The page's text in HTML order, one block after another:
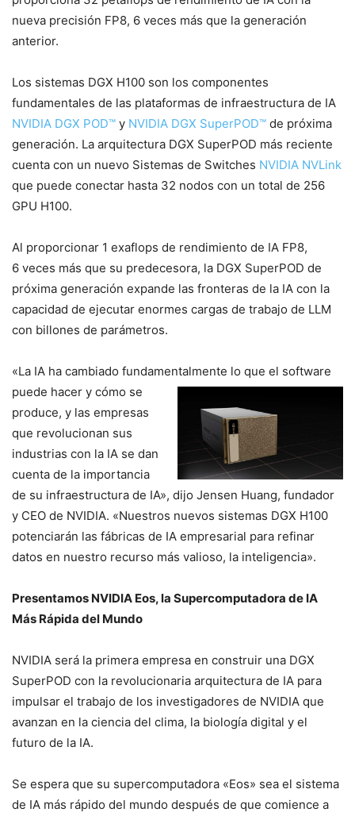
nueva precisión FP8, 6 veces más que la generación
anterior.
Los sistemas DGX H100 son los componentes
fundamentales de las plataformas de infraestructura de IA
NVIDIA DGX POD™ y NVIDIA DGX SuperPOD™ de próxima
generación. La arquitectura DGX SuperPOD más reciente
cuenta con un nuevo Sistemas de Switches NVIDIA NVLink
que puede conectar hasta 32 nodos con un total de 256
GPU H100.
Al proporcionar 1 exaflops de rendimiento de IA FP8,
6 veces más que su predecesora, la DGX SuperPOD de
próxima generación expande las fronteras de la IA con la
capacidad de ejecutar enormes cargas de trabajo de LLM
con billones de parámetros.
«La IA ha cambiado fundamentalmente lo que el software
puede hacer y cómo se
produce, y las empresas
que revolucionan sus
industrias con la IA se dan
cuenta de la importancia
de su infraestructura de IA», dijo Jensen Huang, fundador
y CEO de NVIDIA. «Nuestros nuevos sistemas DGX H100
potenciarán las fábricas de IA empresarial para refinar
datos en nuestro recurso más valioso, la inteligencia».
Presentamos NVIDIA Eos, la Supercomputadora de IA
Más Rápida del Mundo
NVIDIA será la primera empresa en construir una DGX
SuperPOD con la revolucionaria arquitectura de IA para
impulsar el trabajo de los investigadores de NVIDIA que
avanzan en la ciencia del clima, la biología digital y el
futuro de la IA.
Se espera que su supercomputadora «Eos» sea el sistema
de IA más rápido del mundo después de que comience a